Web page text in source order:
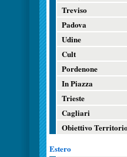
Treviso
Padova
Udine
Cult
Pordenone
In Piazza
Trieste
Cagliari
Obiettivo Territorio
Estero